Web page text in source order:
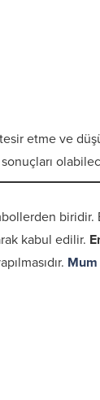
etme ve
kabul edilir.
Vefkler ve